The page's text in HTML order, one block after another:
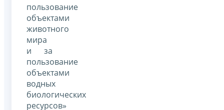
пользование
объектами
животного
мира
и за
пользование
объектами
водных
биологических
ресурсов»